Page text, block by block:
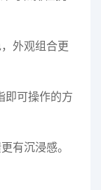
外观组合更
即可操作的方
有沉浸感。